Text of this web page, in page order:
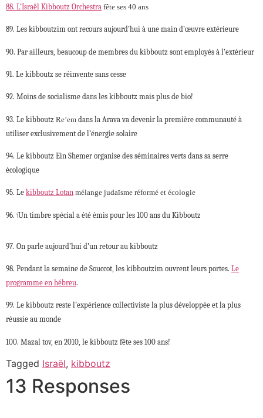
88. L’Israël Kibboutz Orchestra fête ses 40 ans
89. Les kibboutzim ont recours aujourd’hui à une main d’œuvre extérieure
90. Par ailleurs, beaucoup de membres du kibboutz sont employés à l’extérieur
91. Le kibboutz se réinvente sans cesse
92. Moins de socialisme dans les kibboutz mais plus de bio!
93. Le kibboutz Re’em dans la Arava va devenir la première communauté à
utiliser exclusivement de l’énergie solaire
94. Le kibboutz Ein Shemer organise des séminaires verts dans sa serre
écologique
95. Le kibboutz Lotan mélange judaïsme réformé et écologie
96. וֹUn timbre spécial a été émis pour les 100 ans du Kibboutz
97. On parle aujourd’hui d’un retour au kibboutz
98. Pendant la semaine de Souccot, les kibboutzim ouvrent leurs portes. Le
programme en hébreu.
99. Le kibboutz reste l’expérience collectiviste la plus développée et la plus
réussie au monde
100. Mazal tov, en 2010, le kibboutz fête ses 100 ans!
Tagged Israël, kibboutz
13 Responses